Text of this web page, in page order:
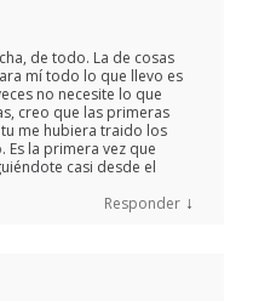
de todo. La de cosas
mí todo lo que llevo es
no necesite lo que
creo que las primeras
me hubiera traido los
la primera vez que
casi desde el
Responder ↓